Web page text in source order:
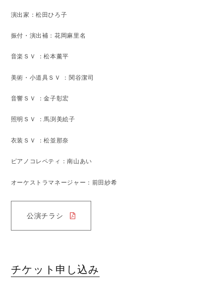
演出家：松田ひろ子
振付・演出補：花岡麻里名
音楽ＳＶ ：松本薰平
美術・小道具ＳＶ ：関谷潔司
音響ＳＶ ：金子彰宏
照明ＳＶ ：馬渕美絵子
衣装ＳＶ ：松並那奈
ピアノコレペティ：南山あい
オーケストラマネージャー：前田紗希
公演チラシ
チケット申し込み